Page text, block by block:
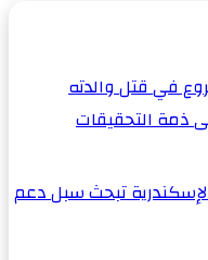
في قتل والدته
تبحث سبل دعم